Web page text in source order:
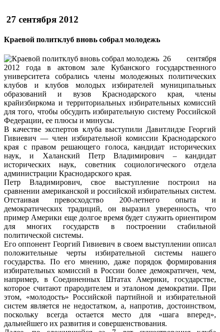
27 сентября 2012
Краевой политклуб вновь собрал молодежь
26 сентября
2012 года в актовом зале Кубанского государственного
университета собрались члены молодежных политических
клубов и клубов молодых избирателей муниципальных
образований и вузов Краснодарского края, члены
крайизбиркома и территориальных избирательных комиссий
для того, чтобы обсудить избирательную систему Российской
Федерации, ее плюсы и минусы.
В качестве экспертов клуба выступили Давитлидзе Георгий
Гивиевич — член избирательной комиссии Краснодарского
края с правом решающего голоса, кандидат исторических
наук, и Халанский Петр Владимирович – кандидат
исторических наук, советник социологического отдела
администрации Краснодарского края.
Петр Владимирович, свое выступление построил на
сравнении американской и российской избирательных систем.
Отстаивая превосходство 200-летнего опыта и
демократических традиций, он выразил уверенность, что
пример Америки еще долгое время будет служить ориентиром
для многих государств в построении стабильной
политической системы.
Его оппонент Георгий Гивиевич в своем выступлении описал
положительные черты избирательной системы нашего
государства. По его мнению, даже порядок формирования
избирательных комиссий в России более демократичен, чем,
например, в Соединенных Штатах Америки, государстве,
которое считают прародителем и эталоном демократии. При
этом, «молодость» Российской партийной и избирательной
систем является не недостатком, а, напротив, достоинством,
поскольку всегда остается место для «шага вперед»,
дальнейшего их развития и совершенствования.